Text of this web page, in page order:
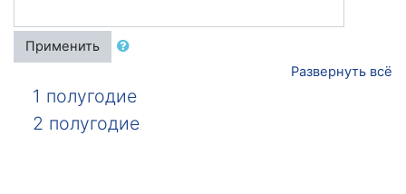
Применить
Развернуть всё
1 полугодие
2 полугодие